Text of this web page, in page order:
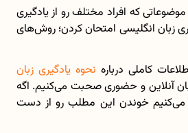
برنامه‌ ریزی درسی هشتم
دانلود رایگان نمونه سوالات امتحانی...
که افراد مختلف رو از یادگیری
زبان انگلیسی امتحان کردن؛ روش‌های
کاملی درباره نحوه یادگیری زبان
آنلاین و حضوری صحبت می‌کنیم. اگه
می‌کنیم خوندن این مطلب رو از دست